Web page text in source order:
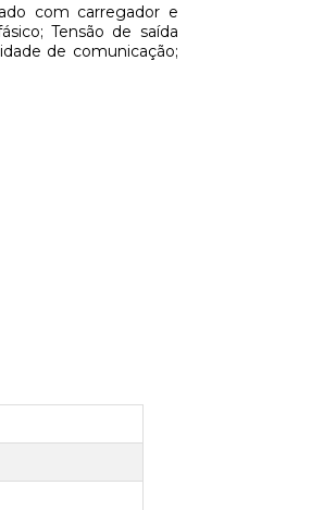
com carregador e
Tensão de saída
de comunicação;